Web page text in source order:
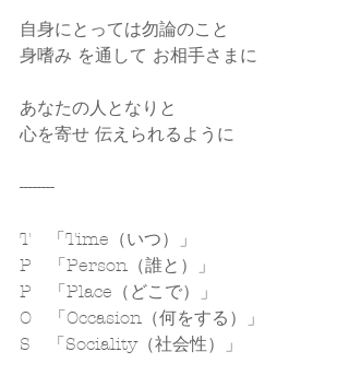
自身にとっては勿論のこと
身嗜み を通して お相手さまに
あなたの人となりと
心を寄せ 伝えられるように
--------
T　「Time（いつ）」
P　「Person（誰と）」
P　「Place（どこで）」
O　「Occasion（何をする）」
S　「Sociality（社会性）」